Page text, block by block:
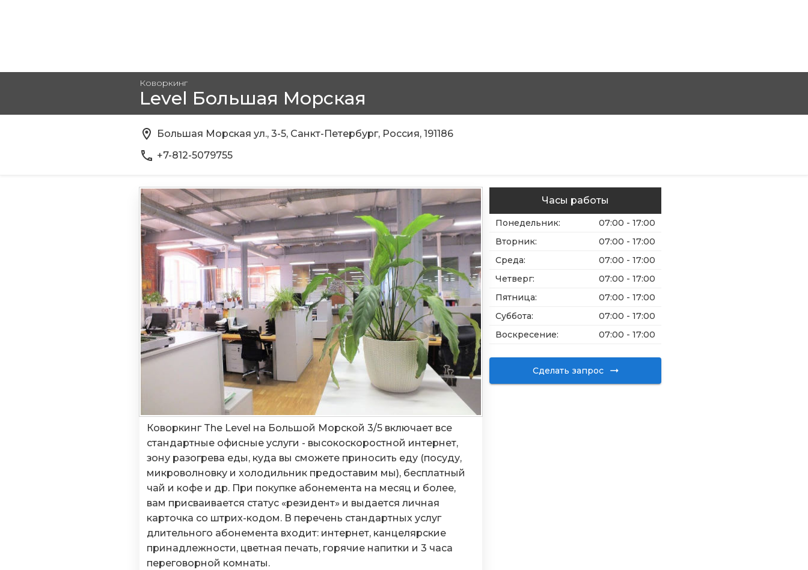
Коворкинг
Level Большая Морская
Большая Морская ул., 3-5, Санкт-Петербург, Россия, 191186
+7-812-5079755
Коворкинг The Level на Большой Морской 3/5 включает все
стандартные офисные услуги - высокоскоростной интернет,
зону разогрева еды, куда вы сможете приносить еду (посуду,
микроволновку и холодильник предоставим мы), бесплатный
чай и кофе и др. При покупке абонемента на месяц и более,
вам присваивается статус «резидент» и выдается личная
карточка со штрих-кодом. В перечень стандартных услуг
длительного абонемента входит: интернет, канцелярские
принадлежности, цветная печать, горячие напитки и 3 часа
переговорной комнаты.
Часы работы
Понедельник:
07:00 - 17:00
Вторник:
07:00 - 17:00
Среда:
07:00 - 17:00
Четверг:
07:00 - 17:00
Пятница:
07:00 - 17:00
Суббота:
07:00 - 17:00
Воскресение: 07:00 - 17:00
Сделать запрос